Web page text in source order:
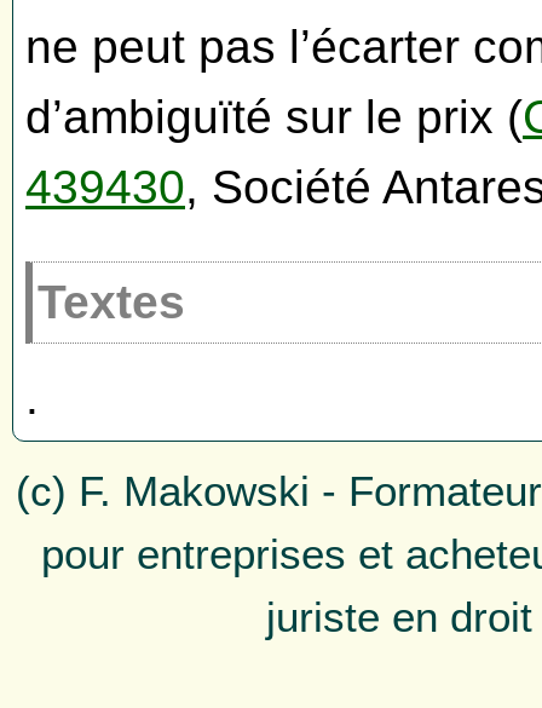
ne peut pas l’écarter
d’ambiguïté sur le prix (
439430, Société
Textes
.
(c) F. Makowski -
pour entreprises et
juriste en